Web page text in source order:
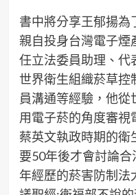
書中將分享王郁揚為
親自投身台灣電子煙
任立法委員助理、代
世界衛生組織菸草控
員溝通等經驗，他
用電子菸的角度審視
蔡英文執政時期的衛
要50年後才會討論
年經歷的菸害防制法